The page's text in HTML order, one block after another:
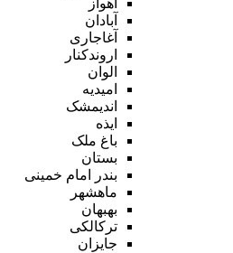
آبادان
آغاجاری
اروندکنار
الوان
امیدیه
اندیمشک
ایذه
باغ ملک
بستان
بندر امام خمینی
ماهشهر
بهبهان
ترکالکی
جایزان